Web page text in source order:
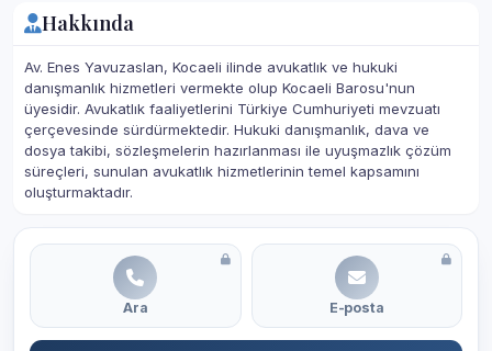
Hakkında
Av. Enes Yavuzaslan, Kocaeli ilinde avukatlık ve hukuki
danışmanlık hizmetleri vermekte olup Kocaeli Barosu'nun
üyesidir. Avukatlık faaliyetlerini Türkiye Cumhuriyeti mevzuatı
çerçevesinde sürdürmektedir. Hukuki danışmanlık, dava ve
dosya takibi, sözleşmelerin hazırlanması ile uyuşmazlık çözüm
süreçleri, sunulan avukatlık hizmetlerinin temel kapsamını
oluşturmaktadır.
Ara E-posta